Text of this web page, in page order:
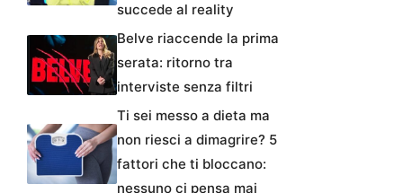
succede al reality
Belve riaccende la prima
serata: ritorno tra
interviste senza filtri
Ti sei messo a dieta ma
non riesci a dimagrire? 5
fattori che ti bloccano:
nessuno ci pensa mai